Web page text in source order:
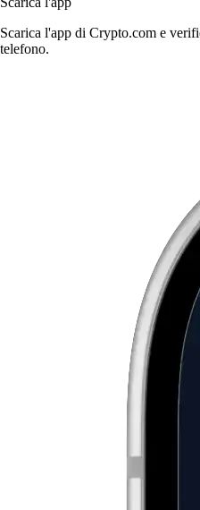
Scarica l'app di Crypto.com e
telefono.